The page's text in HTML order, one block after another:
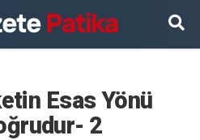
Esas Yönü
2